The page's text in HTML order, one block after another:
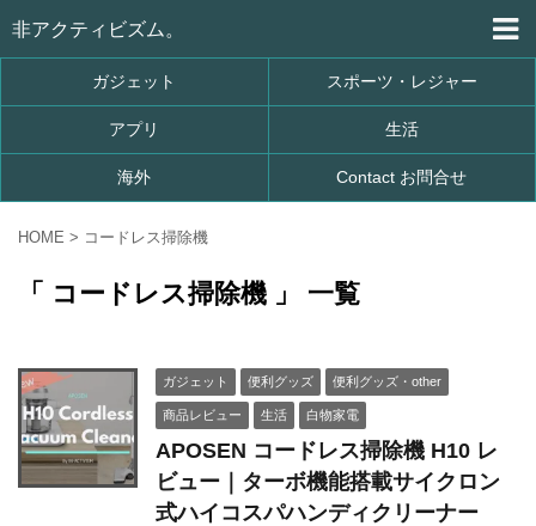
非アクティビズム。
ガジェット スポーツ・レジャー
アプリ 生活
海外 Contact お問合せ
HOME > コードレス掃除機
「 コードレス掃除機 」 一覧
ガジェット 便利グッズ 便利グッズ・other
商品レビュー 生活 白物家電
APOSEN コードレス掃除機 H10 レ
ビュー｜ターボ機能搭載サイクロン
式ハイコスパハンディクリーナー